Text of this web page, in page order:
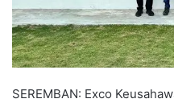
SEREMBAN: Exco